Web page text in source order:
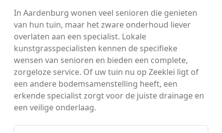
In Aardenburg wonen veel senioren die genieten
van hun tuin, maar het zware onderhoud liever
overlaten aan een specialist. Lokale
kunstgrasspecialisten kennen de specifieke
wensen van senioren en bieden een complete,
zorgeloze service. Of uw tuin nu op Zeeklei ligt of
een andere bodemsamenstelling heeft, een
erkende specialist zorgt voor de juiste drainage en
een veilige onderlaag.